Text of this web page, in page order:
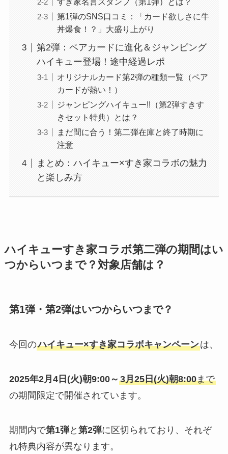
第1弾のSNS口コミ：「カード欲しさに牛
丼爆食！？」大盛り上がり
第2弾：ペアカードに進化＆ジャンピング
ハイキュー登場！途中経過レポ
オリジナルカード第2弾の種類一覧（ペア
カードが熱い！）
ジャンピングハイキュー!!（第2弾すきす
きセット特典）とは？
まだ間に合う！第二弾在庫と終了時期に
注意
まとめ：ハイキュー×すき家コラボの魅力
と楽しみ方
ハイキューすき家コラボ第二弾の期間はい
つからいつまで？対象店舗は？
第1弾・第2弾はいつからいつまで？
今回のハイキュー×すき家コラボキャンペーンは、
2025年2月4日(火)朝9:00～ 3月25日(火)朝8:00まで
の期間限定で開催されています​。
期間内で第1弾と 第2弾に区切られており、それぞ
れ特典内容が異なります。